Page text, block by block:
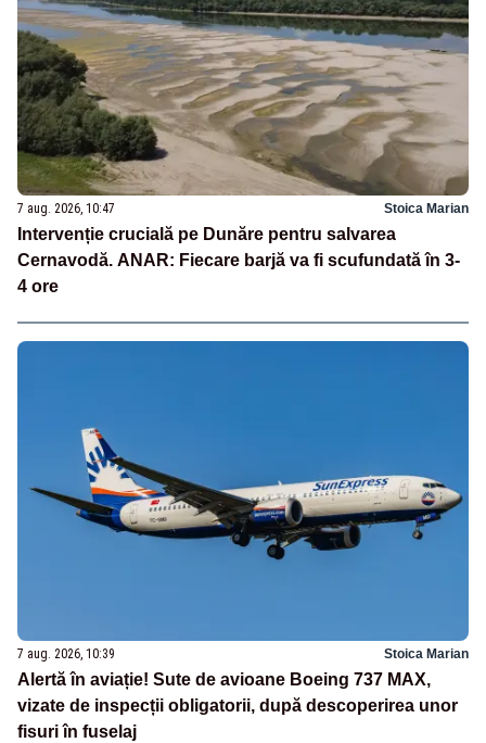
7 aug. 2026, 10:47 Stoica Marian
Intervenție crucială pe Dunăre pentru salvarea
Cernavodă. ANAR: Fiecare barjă va fi scufundată în 3-
4 ore
7 aug. 2026, 10:39 Stoica Marian
Alertă în aviație! Sute de avioane Boeing 737 MAX,
vizate de inspecții obligatorii, după descoperirea unor
fisuri în fuselaj